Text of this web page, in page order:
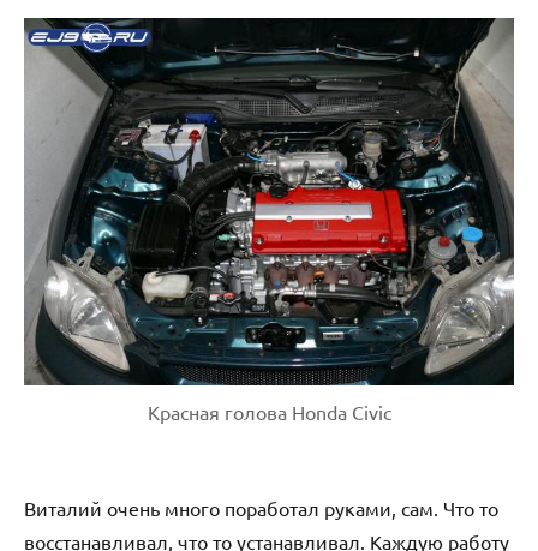
Красная голова Honda Civic
Виталий очень много поработал руками, сам. Что то
восстанавливал, что то устанавливал. Каждую работу